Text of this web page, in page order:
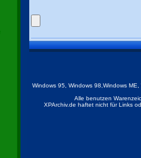
Windows 95, Windows 98,Windows
Alle benutzen
XPArchiv.de haftet nicht für Links